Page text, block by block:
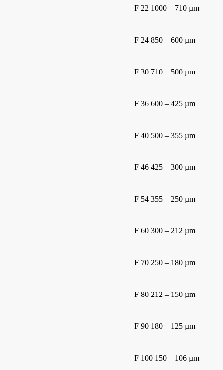
F 22 1000 – 710 µm
F 24 850 – 600 µm
F 30 710 – 500 µm
F 36 600 – 425 µm
F 40 500 – 355 µm
F 46 425 – 300 µm
F 54 355 – 250 µm
F 60 300 – 212 µm
F 70 250 – 180 µm
F 80 212 – 150 µm
F 90 180 – 125 µm
F 100 150 – 106 µm